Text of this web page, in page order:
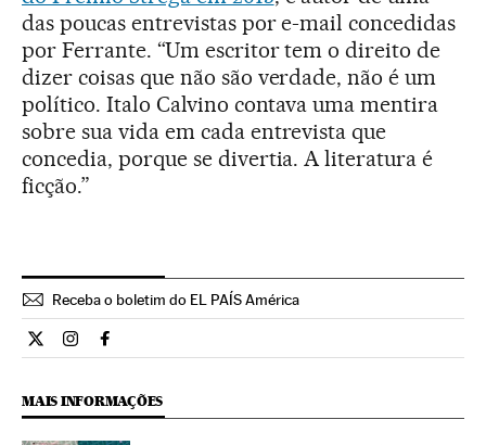
das poucas entrevistas por e-mail concedidas
por Ferrante. “Um escritor tem o direito de
dizer coisas que não são verdade, não é um
político. Italo Calvino contava uma mentira
sobre sua vida em cada entrevista que
concedia, porque se divertia. A literatura é
ficção.”
Receba o boletim do EL PAÍS América
Cultura El País Brasil en Twitter
Cultura El País Brasil en Instagram
Cultura El País Brasil en Facebook
MAIS INFORMAÇÕES